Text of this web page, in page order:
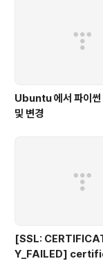
Ubuntu 에서 파이썬
및 변경
[SSL:
Y_FAILED]